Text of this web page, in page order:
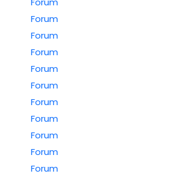
Forum
Forum
Forum
Forum
Forum
Forum
Forum
Forum
Forum
Forum